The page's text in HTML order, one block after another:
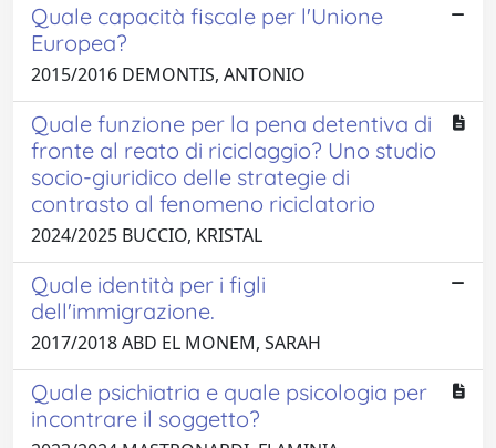
Quale capacità fiscale per l'Unione
Europea?
2015/2016 DEMONTIS, ANTONIO
Quale funzione per la pena detentiva di
fronte al reato di riciclaggio? Uno studio
socio-giuridico delle strategie di
contrasto al fenomeno riciclatorio
2024/2025 BUCCIO, KRISTAL
Quale identità per i figli
dell'immigrazione.
2017/2018 ABD EL MONEM, SARAH
Quale psichiatria e quale psicologia per
incontrare il soggetto?